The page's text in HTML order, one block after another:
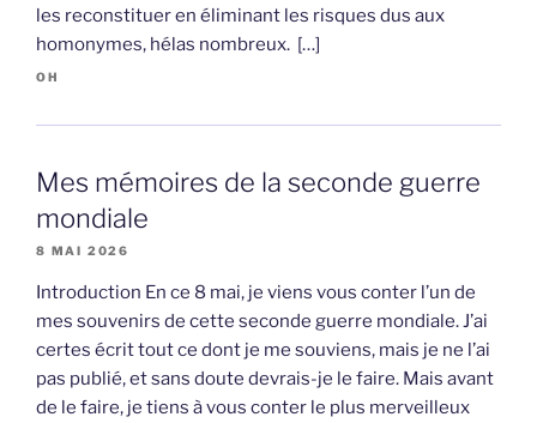
les reconstituer en éliminant les risques dus aux
homonymes, hélas nombreux. […]
OH
Mes mémoires de la seconde guerre
mondiale
8 MAI 2026
Introduction En ce 8 mai, je viens vous conter l’un de
mes souvenirs de cette seconde guerre mondiale. J’ai
certes écrit tout ce dont je me souviens, mais je ne l’ai
pas publié, et sans doute devrais-je le faire. Mais avant
de le faire, je tiens à vous conter le plus merveilleux